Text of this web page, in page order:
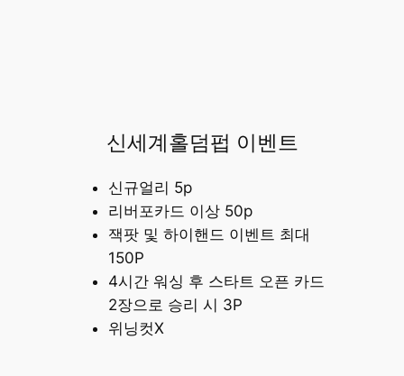
신세계홀덤펍 이벤트
신규얼리 5p
리버포카드 이상 50p
잭팟 및 하이핸드 이벤트 최대
150P
4시간 워싱 후 스타트 오픈 카드
2장으로 승리 시 3P
위닝컷X